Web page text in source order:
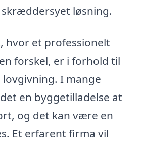
løsning.
hvor et professionelt
forskel, er i forhold til
I mange
en byggetilladelse at
og det kan være en
Et erfarent firma vil